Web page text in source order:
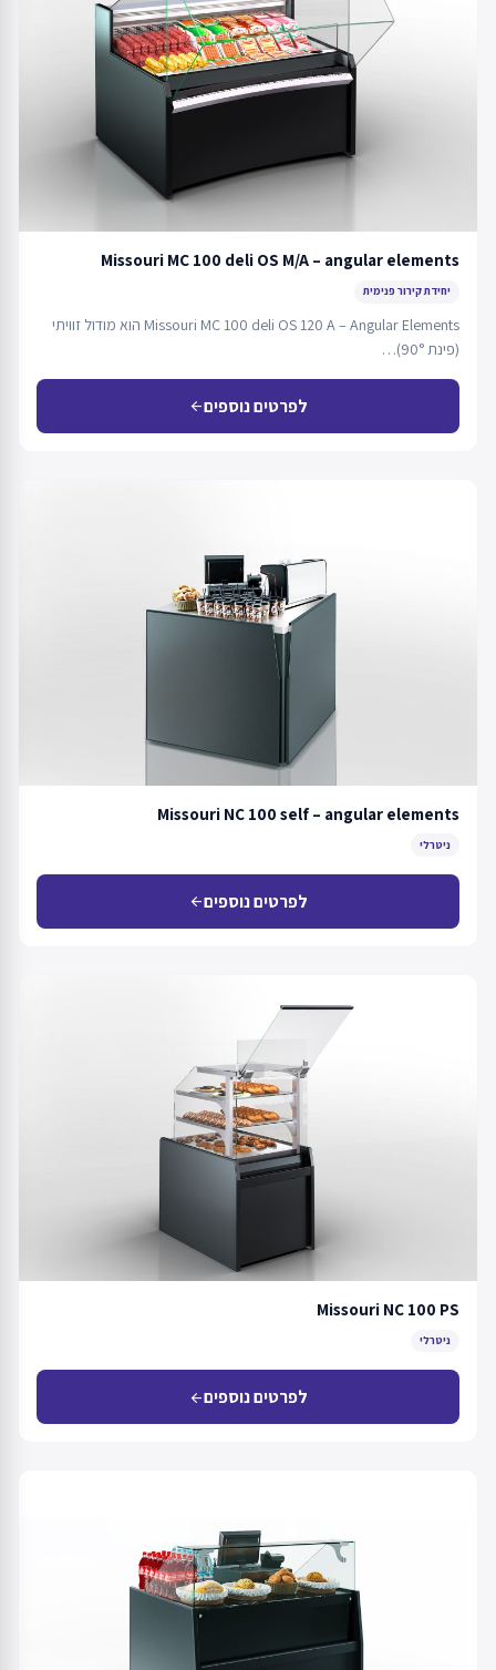
Missouri MC 100 deli OS M/A – angular elements
יחידת קירור פנימית
Missouri MC 100 deli OS 120 A – Angular Elements הוא מודול זוויתי
(פינת 90°)…
לפרטים נוספיםarrow_back
Missouri NC 100 self – angular elements
ניטרלי
לפרטים נוספיםarrow_back
Missouri NC 100 PS
ניטרלי
לפרטים נוספיםarrow_back